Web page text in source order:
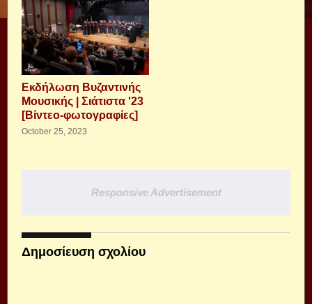
Εκδήλωση Βυζαντινής
Μουσικής | Σιάτιστα '23
[Βίντεο-φωτογραφίες]
October 25, 2023
Responsive Advertisement
Δημοσίευση σχολίου